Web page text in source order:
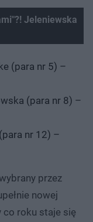
Jeleniewska
(para nr 5) –
(para nr 8) –
nr 12) –
przez
nowej
co roku staje się